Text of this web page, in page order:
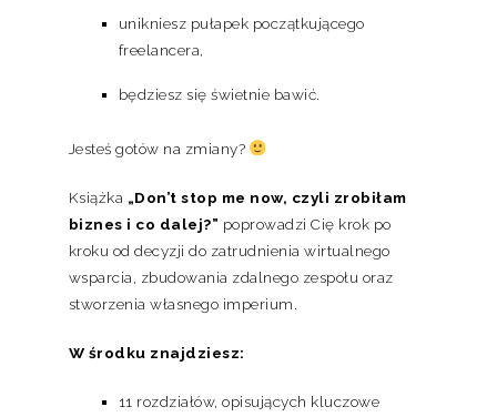
unikniesz pułapek początkującego
freelancera,
będziesz się świetnie bawić.
Jesteś gotów na zmiany?
Książka „Don’t stop me now, czyli zrobiłam
biznes i co dalej?” poprowadzi Cię krok po
kroku od decyzji do zatrudnienia wirtualnego
wsparcia, zbudowania zdalnego zespołu oraz
stworzenia własnego imperium.
W środku znajdziesz:
11 rozdziałów, opisujących kluczowe